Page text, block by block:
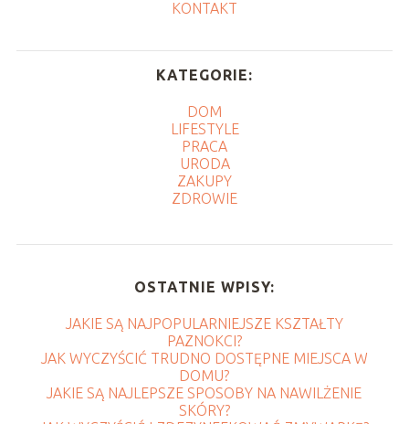
KONTAKT
KATEGORIE:
DOM
LIFESTYLE
PRACA
URODA
ZAKUPY
ZDROWIE
OSTATNIE WPISY:
JAKIE SĄ NAJPOPULARNIEJSZE KSZTAŁTY
PAZNOKCI?
JAK WYCZYŚCIĆ TRUDNO DOSTĘPNE MIEJSCA W
DOMU?
JAKIE SĄ NAJLEPSZE SPOSOBY NA NAWILŻENIE
SKÓRY?